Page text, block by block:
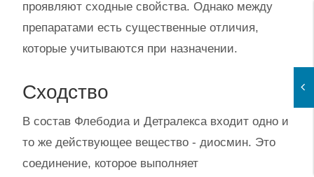
проявляют сходные свойства. Однако между
препаратами есть существенные отличия,
которые учитываются при назначении.
Сходство
В состав Флебодиа и Детралекса входит одно и
то же действующее вещество - диосмин. Это
соединение, которое выполняет